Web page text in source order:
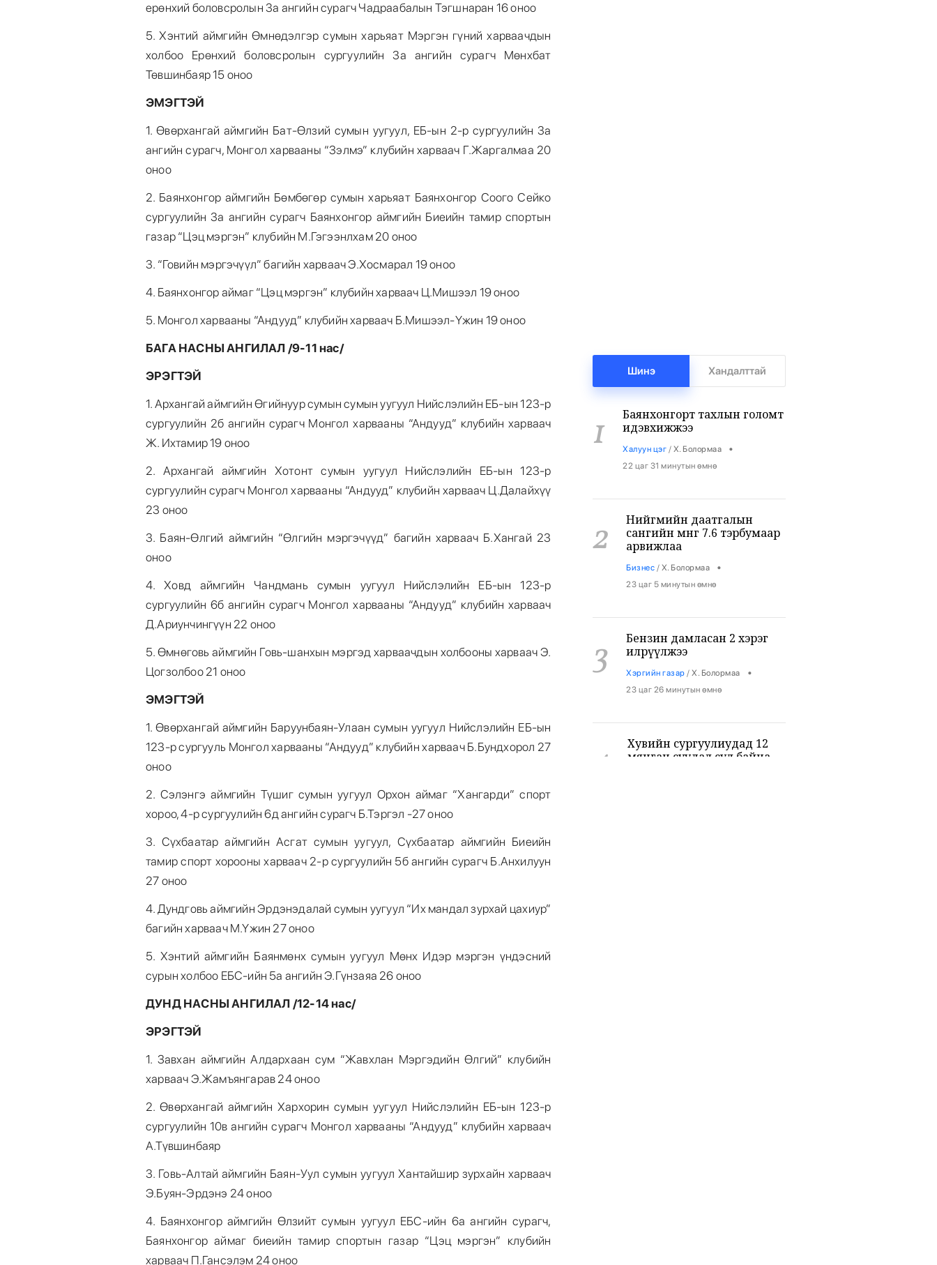
ерөнхий боловсролын 3а ангийн сурагч Чадраабалын Тэгшнаран 16 оноо
5. Хэнтий аймгийн Өмнөдэлгэр сумын харьяат Мэргэн гүний харваачдын
холбоо Ерөнхий боловсролын сургуулийн 3а ангийн сурагч Мөнхбат
Төвшинбаяр 15 оноо
ЭМЭГТЭЙ
1. Өвөрхангай аймгийн Бат-Өлзий сумын уугуул, ЕБ-ын 2-р сургуулийн 3а
ангийн сурагч, Монгол харвааны “Зэлмэ” клубийн харваач Г.Жаргалмаа 20
оноо
2. Баянхонгор аймгийн Бөмбөгөр сумын харьяат Баянхонгор Соого Сейко
сургуулийн 3а ангийн сурагч Баянхонгор аймгийн Биеийн тамир спортын
газар “Цэц мэргэн” клубийн М.Гэгээнлхам 20 оноо
3. “Говийн мэргэчүүл” багийн харваач Э.Хосмарал 19 оноо
4. Баянхонгор аймаг “Цэц мэргэн” клубийн харваач Ц.Мишээл 19 оноо
5. Монгол харвааны “Андууд” клубийн харваач Б.Мишээл-Үжин 19 оноо
БАГА НАСНЫ АНГИЛАЛ /9-11 нас/
ЭРЭГТЭЙ
1. Архангай аймгийн Өгийнуур сумын сумын уугуул Нийслэлийн ЕБ-ын 123-р
сургуулийн 2б ангийн сурагч Монгол харвааны “Андууд” клубийн харваач
Ж. Ихтамир 19 оноо
2. Архангай аймгийн Хотонт сумын уугуул Нийслэлийн ЕБ-ын 123-р
сургуулийн сурагч Монгол харвааны “Андууд” клубийн харваач Ц.Далайхүү
23 оноо
3. Баян-Өлгий аймгийн “Өлгийн мэргэчүүд” багийн харваач Б.Хангай 23
оноо
4. Ховд аймгийн Чандмань сумын уугуул Нийслэлийн ЕБ-ын 123-р
сургуулийн 6б ангийн сурагч Монгол харвааны “Андууд” клубийн харваач
Д.Ариунчингүүн 22 оноо
5. Өмнөговь аймгийн Говь-шанхын мэргэд харваачдын холбооны харваач Э.
Цогзолбоо 21 оноо
ЭМЭГТЭЙ
1. Өвөрхангай аймгийн Баруунбаян-Улаан сумын уугуул Нийслэлийн ЕБ-ын
123-р сургууль Монгол харвааны “Андууд” клубийн харваач Б.Бундхорол 27
оноо
2. Сэлэнгэ аймгийн Түшиг сумын уугуул Орхон аймаг “Хангарди” спорт
хороо, 4-р сургуулийн 6д ангийн сурагч Б.Тэргэл -27 оноо
3. Сүхбаатар аймгийн Асгат сумын уугуул, Сүхбаатар аймгийн Биеийн
тамир спорт хорооны харваач 2-р сургуулийн 5б ангийн сурагч Б.Анхилуун
27 оноо
4. Дундговь аймгийн Эрдэнэдалай сумын уугуул “Их мандал зурхай цахиур”
багийн харваач М.Үжин 27 оноо
5. Хэнтий аймгийн Баянмөнх сумын уугуул Мөнх Идэр мэргэн үндэсний
сурын холбоо ЕБС-ийн 5а ангийн Э.Гүнзаяа 26 оноо
ДУНД НАСНЫ АНГИЛАЛ /12-14 нас/
ЭРЭГТЭЙ
1. Завхан аймгийн Алдархаан сум “Жавхлан Мэргэдийн Өлгий” клубийн
харваач Э.Жамъянгарав 24 оноо
2. Өвөрхангай аймгийн Хархорин сумын уугуул Нийслэлийн ЕБ-ын 123-р
сургуулийн 10в ангийн сурагч Монгол харвааны “Андууд” клубийн харваач
А.Түвшинбаяр
3. Говь-Алтай аймгийн Баян-Уул сумын уугуул Хантайшир зурхайн харваач
Э.Буян-Эрдэнэ 24 оноо
4. Баянхонгор аймгийн Өлзийт сумын уугуул ЕБС-ийн 6а ангийн сурагч,
Баянхонгор аймаг биеийн тамир спортын газар “Цэц мэргэн” клубийн
харваач П.Гансэлэм 24 оноо
Шинэ Хандалттай
1
Баянхонгорт тахлын голомт
идэвхижжээ
Халуун цэг / Х. Болормаа •
22 цаг 31 минутын өмнө
2
Нийгмийн даатгалын
сангийн мөнгө 7.6 тэрбумаар
арвижлаа
Бизнес / Х. Болормаа •
23 цаг 5 минутын өмнө
3
Бензин дамласан 2 хэрэг
илрүүлжээ
Хэргийн газар / Х. Болормаа •
23 цаг 26 минутын өмнө
4
Хувийн сургуулиудад 12
мянган суудал сул байна